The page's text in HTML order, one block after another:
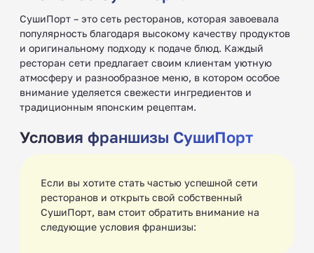
СушиПорт – это сеть ресторанов, которая завоевала
популярность благодаря высокому качеству продуктов
и оригинальному подходу к подаче блюд. Каждый
ресторан сети предлагает своим клиентам уютную
атмосферу и разнообразное меню, в котором особое
внимание уделяется свежести ингредиентов и
традиционным японским рецептам.
Условия франшизы СушиПорт
Если вы хотите стать частью успешной сети
ресторанов и открыть свой собственный
СушиПорт, вам стоит обратить внимание на
следующие условия франшизы: